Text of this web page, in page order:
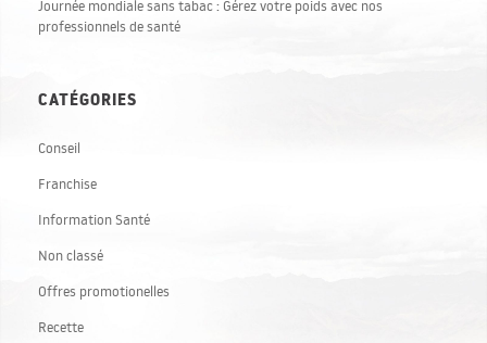
Journée mondiale sans tabac : Gérez votre poids avec nos
professionnels de santé
CATÉGORIES
Conseil
Franchise
Information Santé
Non classé
Offres promotionelles
Recette